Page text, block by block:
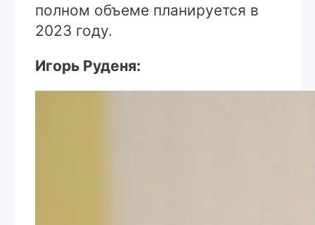
полном объеме планируется в
2023 году.
Игорь Руденя: